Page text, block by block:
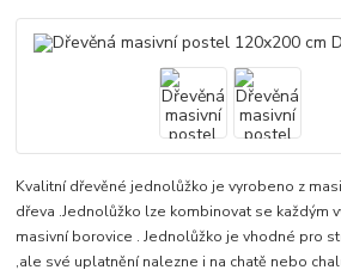
Kvalitní dřevěné jednolůžko je vyrobeno z
dřeva .Jednolůžko lze kombinovat se každým
masivní borovice . Jednolůžko je vhodné pro
,ale své uplatnění nalezne i na chatě nebo